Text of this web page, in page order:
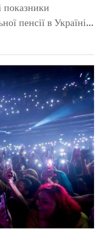
показники
пенсії в Україні...